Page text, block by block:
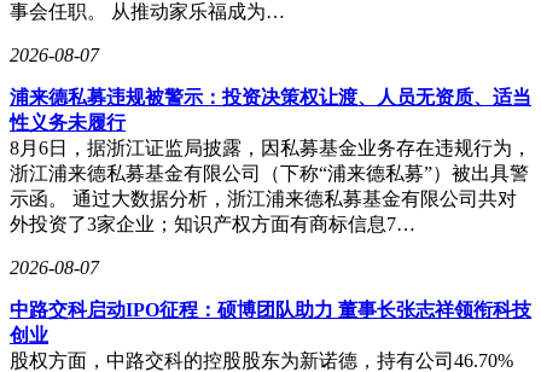
事会任职。 从推动家乐福成为…
2026-08-07
浦来德私募违规被警示：投资决策权让渡、人员无资质、适当
性义务未履行
8月6日，据浙江证监局披露，因私募基金业务存在违规行为，
浙江浦来德私募基金有限公司（下称“浦来德私募”）被出具警
示函。 通过大数据分析，浙江浦来德私募基金有限公司共对
外投资了3家企业；知识产权方面有商标信息7…
2026-08-07
中路交科启动IPO征程：硕博团队助力 董事长张志祥领衔科技
创业
股权方面，中路交科的控股股东为新诺德，持有公司46.70%